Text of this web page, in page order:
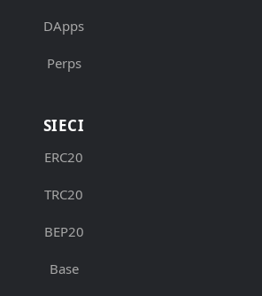
DApps
Perps
SIECI
ERC20
TRC20
BEP20
Base